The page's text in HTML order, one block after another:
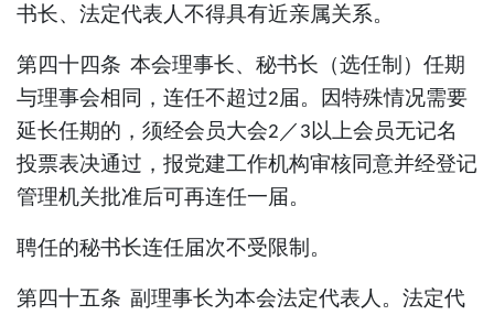
书长、法定代表人不得具有近亲属关系。
第四十四条 本会理事长、秘书长（选任制）任期
与理事会相同，连任不超过2届。因特殊情况需要
延长任期的，须经会员大会2 ／ 3 以上会员无记名
投票表决通过，报党建工作机构审核同意并经登记
管理机关批准后可再连任一届。
聘任的秘书长连任届次不受限制。
第四十五条 副理事长为本会法定代表人。法定代